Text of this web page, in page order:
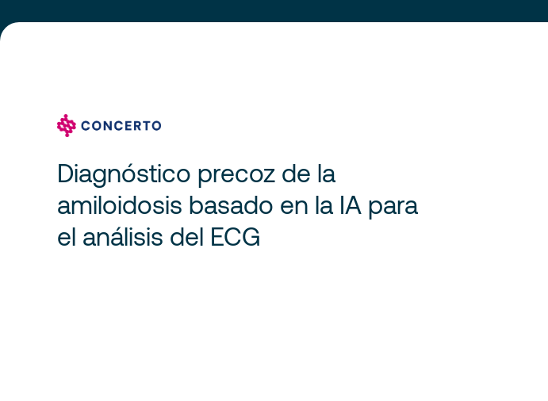
Diagnóstico precoz de la
amiloidosis basado en la IA para
el análisis del ECG